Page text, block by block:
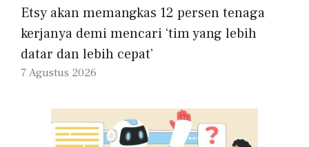
Etsy akan memangkas 12 persen tenaga
kerjanya demi mencari ‘tim yang lebih
datar dan lebih cepat’
7 Agustus 2026